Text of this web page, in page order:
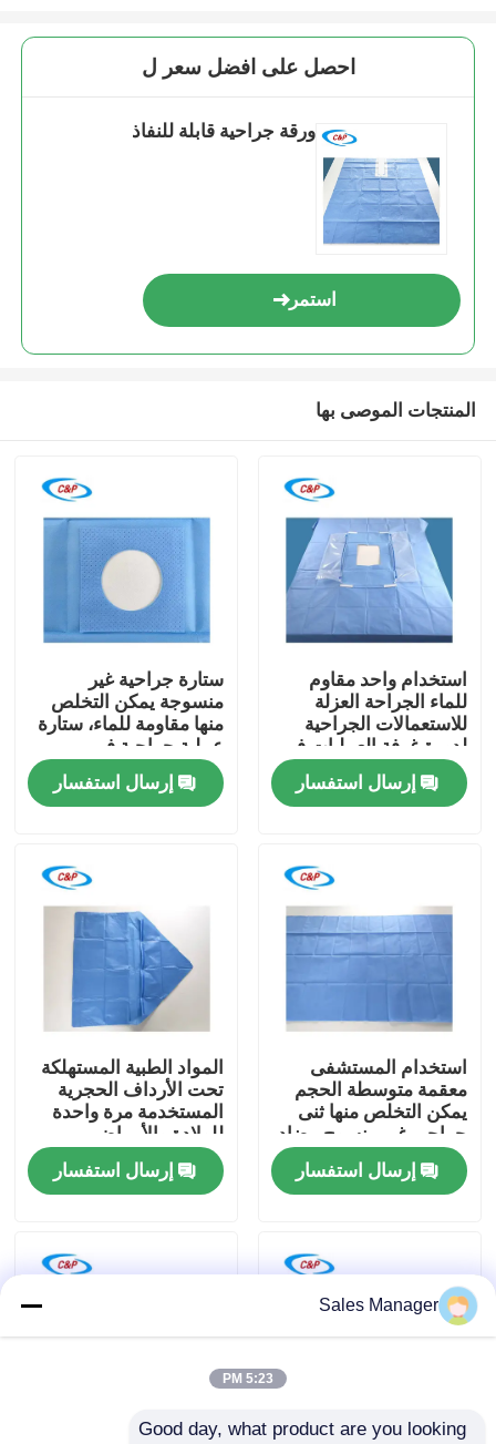
المنزل
فيديوهات
حولنا
جولة في المصنع
اتصل بنا
القضايا
احصل على افضل سعر ل
ورقة جراحية قابلة للنفاذ
استمر
المنتجات الموصى بها
استخدام واحد مقاوم
للماء الجراحة العزلة
للاستعمالات الجراحية
لدورة غرفة العمليات في
المستشفى
إرسال استفسار
ستارة جراحية غير
منسوجة يمكن التخلص
منها مقاومة للماء، ستارة
عملية جراحية في
المستشفى
إرسال استفسار
استخدام المستشفى
معقمة متوسطة الحجم
يمكن التخلص منها ثنى
جراحي غير منسوج مضاد
للسائل غطاء جراحي
إرسال استفسار
المواد الطبية المستهلكة
تحت الأرداف الحجرية
المستخدمة مرة واحدة
للولادة والأمراض
النسائية
إرسال استفسار
Sales Manager
5:23 PM
Good day, what product are you looking